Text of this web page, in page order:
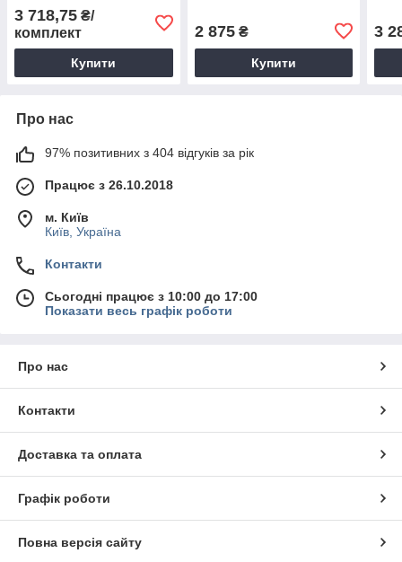
W3001 / Тепла підлога під
ламінат
3 718,75 ₴/
комплект
Купити
70.26 / Тепла підлога під
ламінат
2 875₴
Купити
3
Про нас
97% позитивних з 404 відгуків за рік
Працює з 26.10.2018
м. Київ
Київ, Україна
Контакти
Сьогодні працює з 10:00 до 17:00
Показати весь графік роботи
Про нас
Контакти
Доставка та оплата
Графік роботи
Повна версія сайту